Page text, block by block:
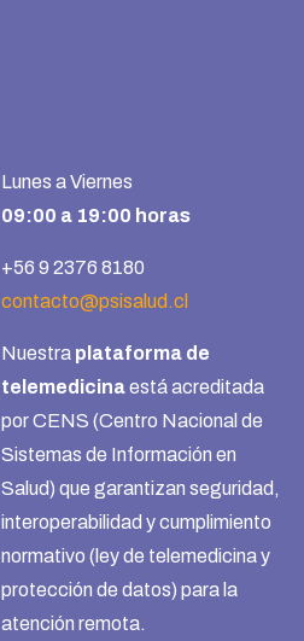
Lunes a Viernes
09:00 a 19:00 horas
+56 9 2376 8180
contacto@psisalud.cl
Nuestra plataforma de
telemedicinaestá acreditada
por CENS (Centro Nacional de
Sistemas de Información en
Salud) que garantizan seguridad,
interoperabilidad y cumplimiento
normativo (ley de telemedicina y
protección de datos) para la
atención remota.